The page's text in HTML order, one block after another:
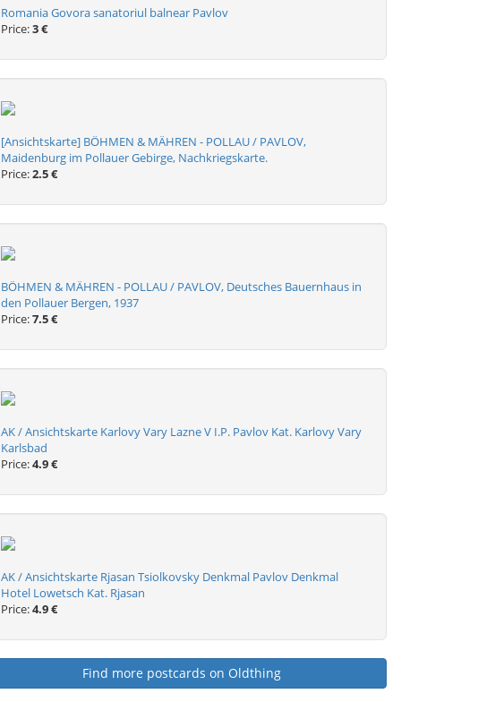
Romania Govora sanatoriul balnear Pavlov
Price:3 €
[Ansichtskarte] BÖHMEN & MÄHREN - POLLAU / PAVLOV,
Maidenburg im Pollauer Gebirge, Nachkriegskarte.
Price:2.5 €
BÖHMEN & MÄHREN - POLLAU / PAVLOV, Deutsches Bauernhaus in
den Pollauer Bergen, 1937
Price:7.5 €
AK / Ansichtskarte Karlovy Vary Lazne V I.P. Pavlov Kat. Karlovy Vary
Karlsbad
Price:4.9 €
AK / Ansichtskarte Rjasan Tsiolkovsky Denkmal Pavlov Denkmal
Hotel Lowetsch Kat. Rjasan
Price:4.9 €
Find more postcards on Oldthing